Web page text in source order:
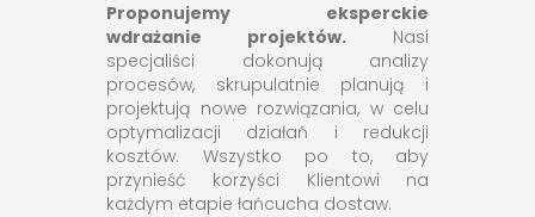
Proponujemy eksperckie
wdrażanie projektów. Nasi
specjaliści dokonują analizy
procesów, skrupulatnie planują i
projektują nowe rozwiązania, w celu
optymalizacji działań i redukcji
kosztów. Wszystko po to, aby
przynieść korzyści Klientowi na
każdym etapie łańcucha dostaw.